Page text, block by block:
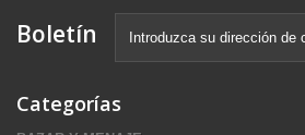
Boletín
Categorías